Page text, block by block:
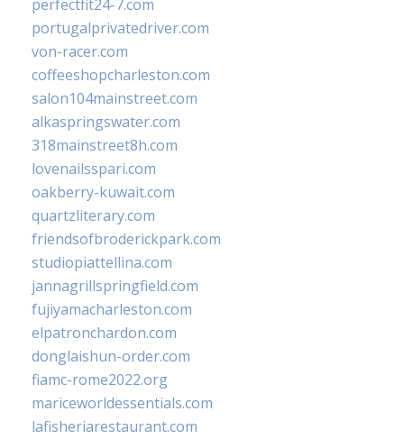
perfectfit24-7.com
portugalprivatedriver.com
von-racer.com
coffeeshopcharleston.com
salon104mainstreet.com
alkaspringswater.com
318mainstreet8h.com
lovenailsspari.com
oakberry-kuwait.com
quartzliterary.com
friendsofbroderickpark.com
studiopiattellina.com
jannagrillspringfield.com
fujiyamacharleston.com
elpatronchardon.com
donglaishun-order.com
fiamc-rome2022.org
mariceworldessentials.com
lafisheriarestaurant.com